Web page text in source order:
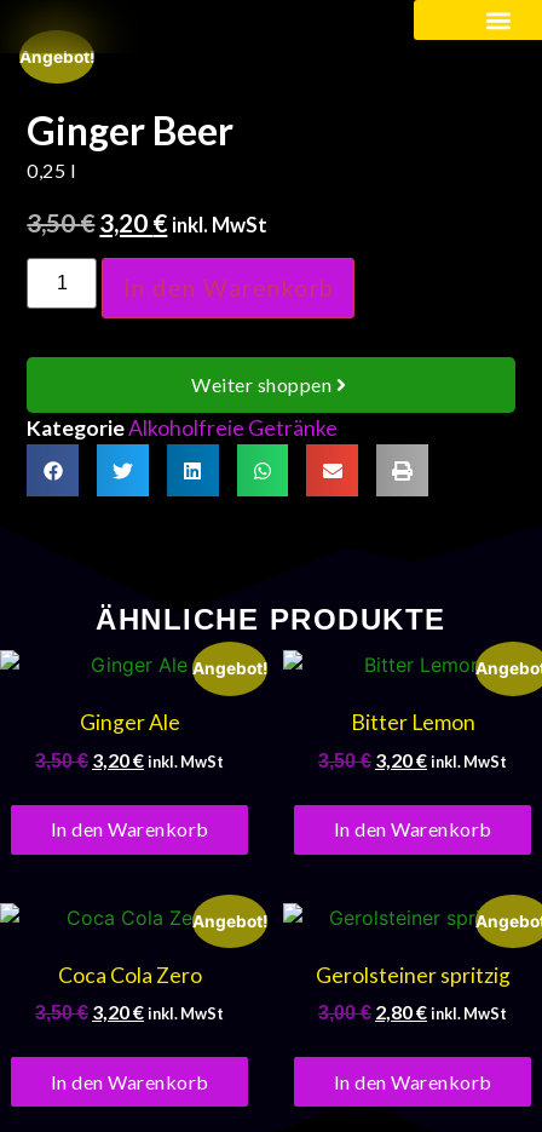
Angebot!
Ginger Beer
0,25 l
3,50€3,20 € inkl. MwSt
In den Warenkorb
Weiter shoppen
KategorieAlkoholfreie Getränke
ÄHNLICHE PRODUKTE
Angebot!
Ginger Ale
3,50€ 3,20€inkl. MwSt
In den Warenkorb
Bitter Lemon
3,50€ 3,20€inkl. MwSt
In den Warenkorb
Angebot!
Coca Cola Zero
3,50€ 3,20€inkl. MwSt
In den Warenkorb
Gerolsteiner spritzig
3,00€ 2,80€inkl. MwSt
In den Warenkorb